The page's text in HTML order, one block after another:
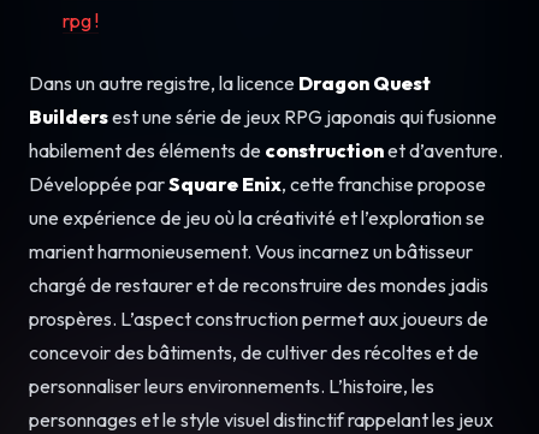
rpg !
Dans un autre registre, la licence Dragon Quest
Buildersest une série de jeux RPG japonais qui fusionne
habilement des éléments de constructionet d’aventure.
Développée parSquare Enix, cette franchise propose
une expérience de jeu où la créativité et l’exploration se
marient harmonieusement. Vous incarnez un bâtisseur
chargé de restaurer et de reconstruire des mondes jadis
prospères. L’aspect construction permet aux joueurs de
concevoir des bâtiments, de cultiver des récoltes et de
personnaliser leurs environnements. L’histoire, les
personnages et le style visuel distinctif rappelant les jeux